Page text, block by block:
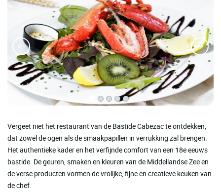
Vergeet niet het restaurant van de Bastide Cabezac te ontdekken,
dat zowel de ogen als de smaakpapillen in verrukking zal brengen.
Het authentieke kader en het verfijnde comfort van een 18e eeuws
bastide. De geuren, smaken en kleuren van de Middellandse Zee en
de verse producten vormen de vrolijke, fijne en creatieve keuken van
de chef.